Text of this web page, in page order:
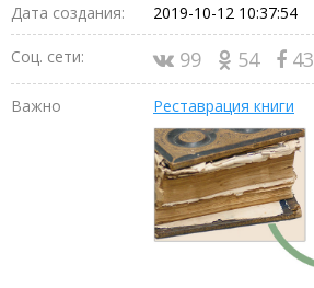
Дата создания: 2019-10-12 10:37:54
Соц. сети: 99 54 43
Важно Реставрация книги